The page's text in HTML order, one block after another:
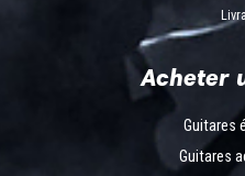
Acheter
Guitares
Guitares